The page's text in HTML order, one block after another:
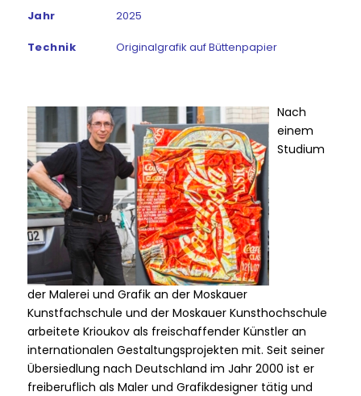
Jahr 2025
Technik Originalgrafik auf Büttenpapier
Nach
einem
Studium
der Malerei und Grafik an der Moskauer
Kunstfachschule und der Moskauer Kunsthochschule
arbeitete Krioukov als freischaffender Künstler an
internationalen Gestaltungsprojekten mit. Seit seiner
Übersiedlung nach Deutschland im Jahr 2000 ist er
freiberuflich als Maler und Grafikdesigner tätig und